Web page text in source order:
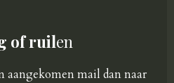
of ruilen
aangekomen mail dan naar